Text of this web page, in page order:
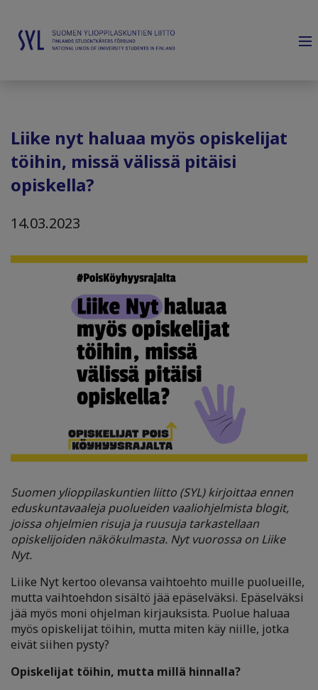
Liike nyt haluaa myös opiskelijat
töihin, missä välissä pitäisi
opiskella?
14.03.2023
Suomen ylioppilaskuntien liitto (SYL) kirjoittaa ennen
eduskuntavaaleja puolueiden vaaliohjelmista blogit,
joissa ohjelmien risuja ja ruusuja tarkastellaan
opiskelijoiden näkökulmasta. Nyt vuorossa on Liike
Nyt.
Liike Nyt kertoo olevansa vaihtoehto muille puolueille,
mutta vaihtoehdon sisältö jää epäselväksi. Epäselväksi
jää myös moni ohjelman kirjauksista. Puolue haluaa
myös opiskelijat töihin, mutta miten käy niille, jotka
eivät siihen pysty?
Opiskelijat töihin, mutta millä hinnalla?